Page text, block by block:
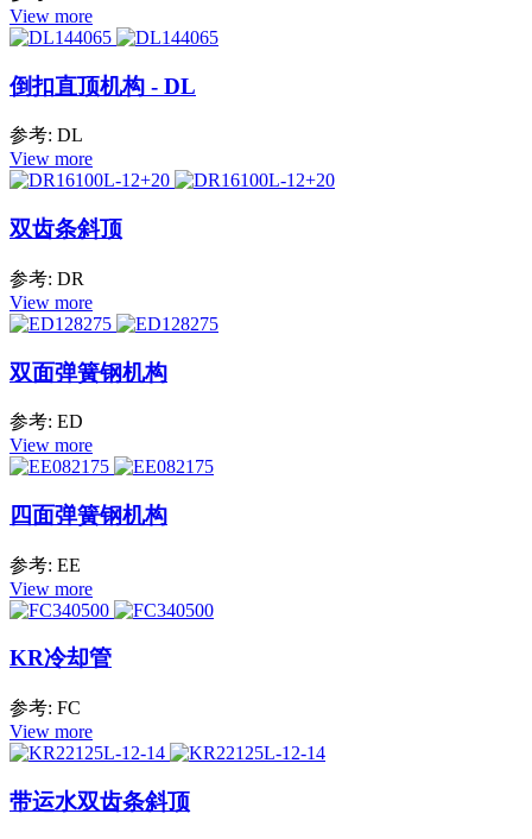
View more
倒扣直顶机构 - DL
参考: DL
View more
双齿条斜顶
参考: DR
View more
双面弹簧钢机构
参考: ED
View more
四面弹簧钢机构
参考: EE
View more
KR冷却管
参考: FC
View more
带运水双齿条斜顶